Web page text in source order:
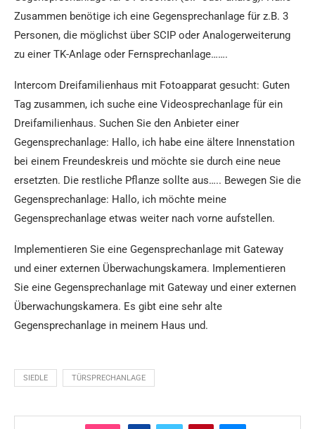
Zusammen benötige ich eine Gegensprechanlage für z.B. 3
Personen, die möglichst über SCIP oder Analogerweiterung
zu einer TK-Anlage oder Fernsprechanlage…….
Intercom Dreifamilienhaus mit Fotoapparat gesucht: Guten
Tag zusammen, ich suche eine Videosprechanlage für ein
Dreifamilienhaus. Suchen Sie den Anbieter einer
Gegensprechanlage: Hallo, ich habe eine ältere Innenstation
bei einem Freundeskreis und möchte sie durch eine neue
ersetzten. Die restliche Pflanze sollte aus….. Bewegen Sie die
Gegensprechanlage: Hallo, ich möchte meine
Gegensprechanlage etwas weiter nach vorne aufstellen.
Implementieren Sie eine Gegensprechanlage mit Gateway
und einer externen Überwachungskamera. Implementieren
Sie eine Gegensprechanlage mit Gateway und einer externen
Überwachungskamera. Es gibt eine sehr alte
Gegensprechanlage in meinem Haus und.
SIEDLE TÜRSPRECHANLAGE